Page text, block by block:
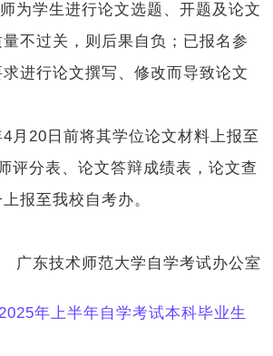
为学生进行论文选题、开题及论文
不过关，则后果自负；已报名参
进行论文撰写、修改而导致论文
月20日前将其学位论文材料上报至
评分表、论文答辩成绩表，论文查
报至我校自考办。
广东技术师范大学自学考试办公室
年上半年自学考试本科毕业生